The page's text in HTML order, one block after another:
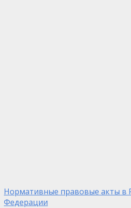
Нормативные правовые акты в
Федерации